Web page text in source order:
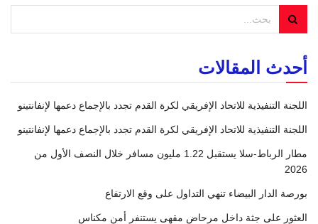
أحدث المقالات
اللجنة التنفيذية للاتحاد الإفريقي لكرة القدم تجدد بالإجماع دعمها لإنفانتينو
اللجنة التنفيذية للاتحاد الإفريقي لكرة القدم تجدد بالإجماع دعمها لإنفانتينو
مطار الرباط-سلا يستقبل 1.22 مليون مسافر خلال النصف الأول من
2026
بورصة الدار البيضاء تنهي التداول على وقع الارتفاع
العثور على جثة داخل مرحاض مقهى يستنفر أمن مكناس